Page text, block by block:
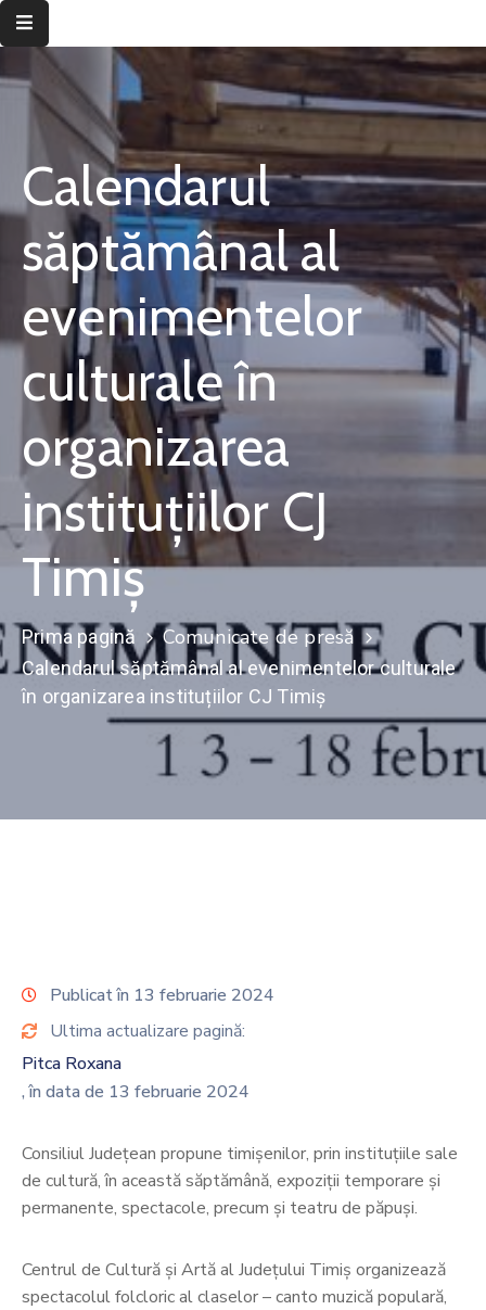
Despre
instituție
Informații
de
interes
public
Transparență
decizională
Integritate
instituțională
Județul
Timiș
Contact
Monitorul
Oficial
Local
Calendarul
săptămânal al
evenimentelor
culturale în
organizarea
instituțiilor CJ
Timiș
Prima pagină Comunicate de presă
Calendarul săptămânal al evenimentelor culturale
în organizarea instituțiilor CJ Timiș
Publicat în 13 februarie 2024
Ultima actualizare pagină:
Pitca Roxana
, în data de 13 februarie 2024
Consiliul Județean propune timișenilor, prin instituțiile sale
de cultură, în această săptămână, expoziții temporare și
permanente, spectacole, precum și teatru de păpuși.
Centrul de Cultură și Artă al Județului Timiș organizează
spectacolul folcloric al claselor – canto muzică populară,